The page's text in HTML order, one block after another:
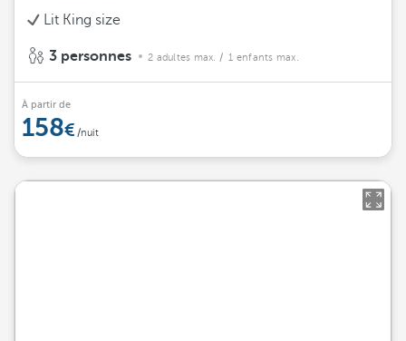
Lit King size
3 personnes 2 adultes max. / 1 enfants max.
À partir de
158 /nuit